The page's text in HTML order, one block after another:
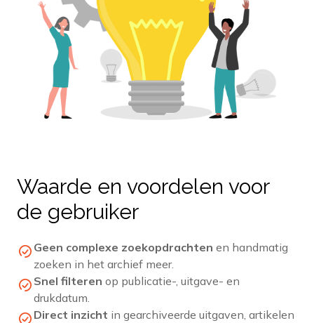
Waarde en voordelen voor
de gebruiker
Geen complexe zoekopdrachten en handmatig
zoeken in het archief meer.
Snel filteren op publicatie-, uitgave- en
drukdatum.
Direct inzicht in gearchiveerde uitgaven, artikelen